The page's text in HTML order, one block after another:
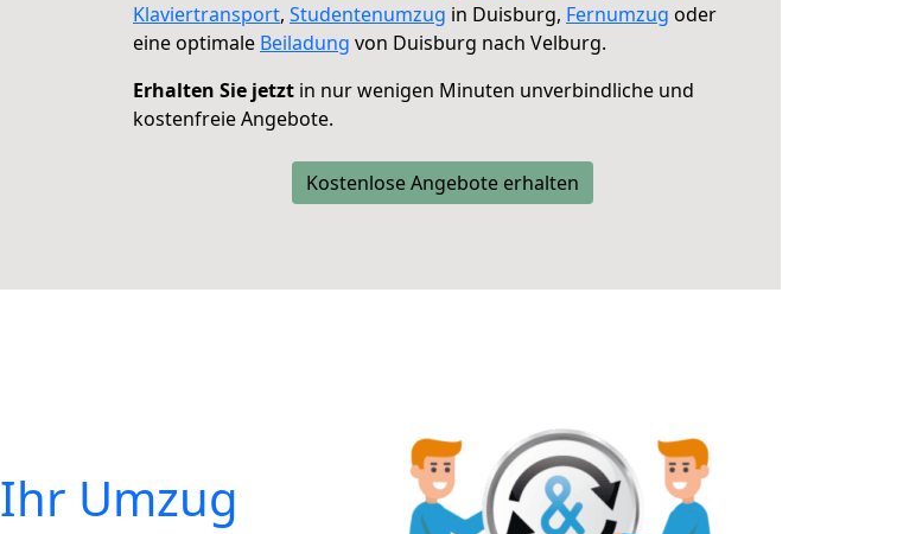
Klaviertransport, Studentenumzug in Duisburg, Fernumzug oder
eine optimale Beiladung von Duisburg nach Velburg.
Erhalten Sie jetzt in nur wenigen Minuten unverbindliche und
kostenfreie Angebote.
Kostenlose Angebote erhalten
Ihr Umzug